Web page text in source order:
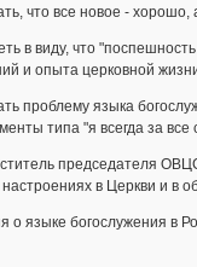
что все новое - хорошо,
в виду, что
и опыта церковной
проблему языка
типа "я всегда за все
председателя
в Церкви и в
о языке богослужения в